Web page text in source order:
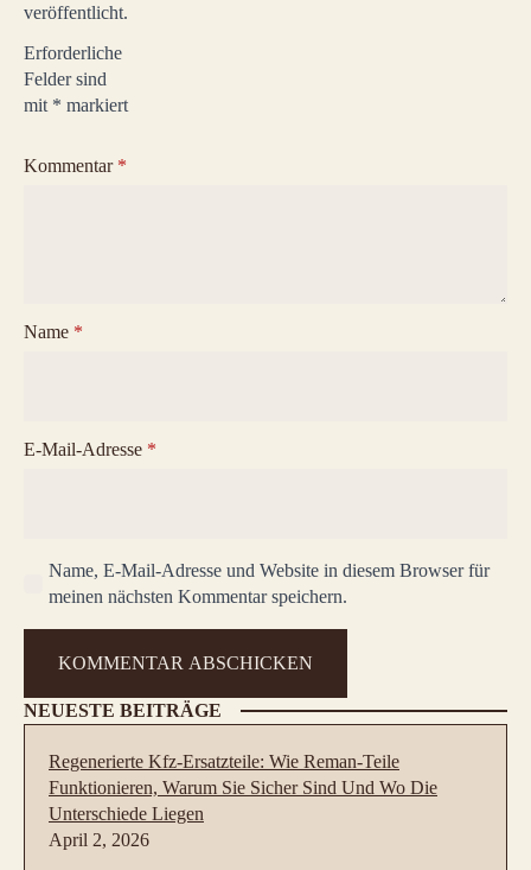
veröffentlicht.
Erforderliche
Felder sind
mit * markiert
Kommentar *
Name *
E-Mail-Adresse *
Name, E-Mail-Adresse und Website in diesem Browser für
meinen nächsten Kommentar speichern.
NEUESTE BEITRÄGE
Regenerierte Kfz-Ersatzteile: Wie Reman-Teile
Funktionieren, Warum Sie Sicher Sind Und Wo Die
Unterschiede Liegen
April 2, 2026